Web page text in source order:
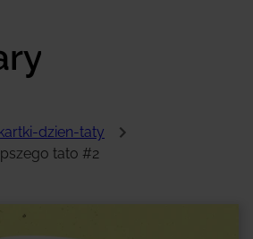
dzien-taty
tato #2